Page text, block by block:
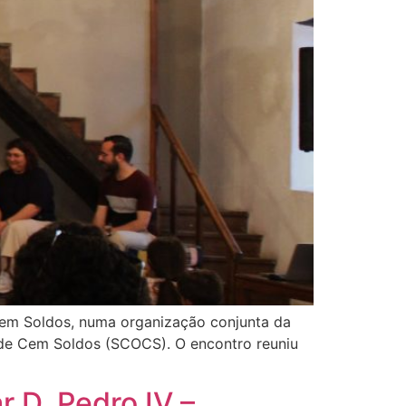
Soldos, numa organização conjunta da
Cem Soldos (SCOCS). O encontro reuniu